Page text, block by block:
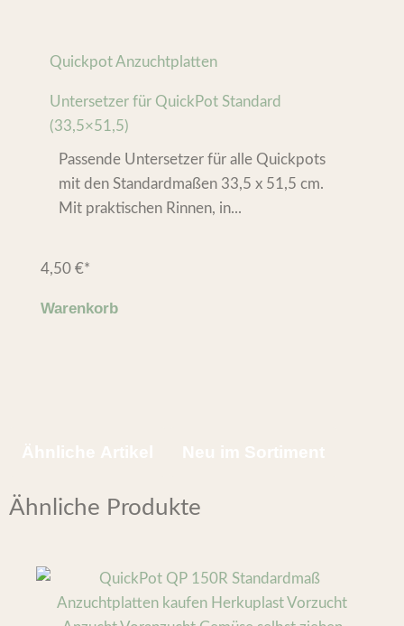
Quickpot Anzuchtplatten
Untersetzer für QuickPot Standard
(33,5×51,5)
Passende Untersetzer für alle Quickpots
mit den Standardmaßen 33,5 x 51,5 cm.
Mit praktischen Rinnen, in...
4,50 €*
Warenkorb
Ähnliche Produkte